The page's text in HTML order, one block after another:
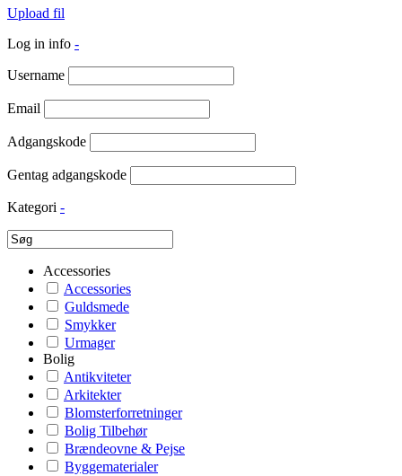
Upload fil
Log in info -
Username
Email
Adgangskode
Gentag adgangskode
Kategori -
Accessories
Accessories
Guldsmede
Smykker
Urmager
Bolig
Antikviteter
Arkitekter
Blomsterforretninger
Bolig Tilbehør
Brændeovne & Pejse
Byggematerialer